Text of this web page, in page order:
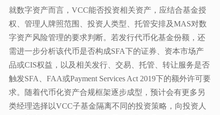
就数字资产而言，VCC能否投资相关资产，应结合基金授
权、管理人牌照范围、投资人类型、托管安排及MAS对数
字资产风险管理的要求判断。若发行代币化基金份额，还
需进一步分析该代币是否构成SFA下的证券、资本市场产
品或CIS权益，以及相关发行、交易、托管、转让服务是否
触发SFA、FAA或Payment Services Act 2019下的额外许可要
求。随着代币化资产合规框架逐步成型，预计会有更多另
类经理选择以VCC子基金隔离不同的投资策略，向投资人